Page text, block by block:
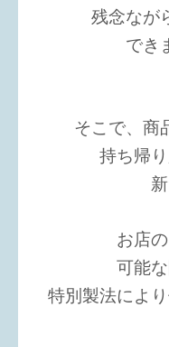
残念なが
でき
そこで、商
持ち帰
お店
可能
特別製法によ